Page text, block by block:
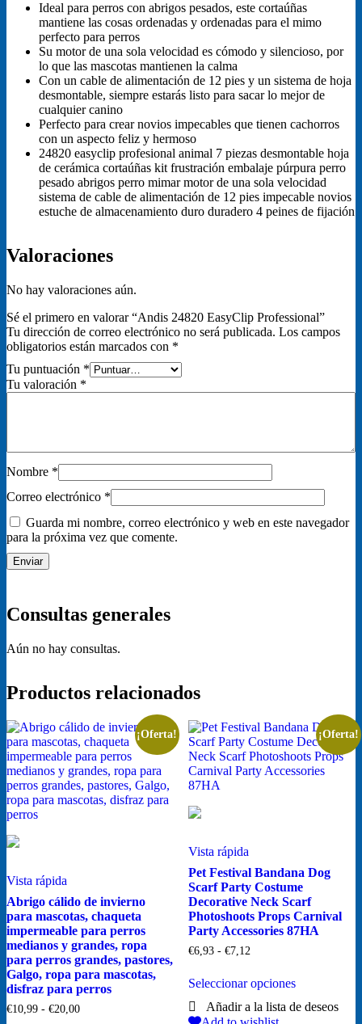
Ideal para perros con abrigos pesados, este cortaúñas
mantiene las cosas ordenadas y ordenadas para el mimo
perfecto para perros
Su motor de una sola velocidad es cómodo y silencioso, por
lo que las mascotas mantienen la calma
Con un cable de alimentación de 12 pies y un sistema de hoja
desmontable, siempre estarás listo para sacar lo mejor de
cualquier canino
Perfecto para crear novios impecables que tienen cachorros
con un aspecto feliz y hermoso
24820 easyclip profesional animal 7 piezas desmontable hoja
de cerámica cortaúñas kit frustración embalaje púrpura perro
pesado abrigos perro mimar motor de una sola velocidad
sistema de cable de alimentación de 12 pies impecable novios
estuche de almacenamiento duro duradero 4 peines de fijación
Valoraciones
No hay valoraciones aún.
Sé el primero en valorar “Andis 24820 EasyClip Professional”
Tu dirección de correo electrónico no será publicada. Los campos
obligatorios están marcados con *
Tu puntuación *
Tu valoración *
Nombre *
Correo electrónico *
Guarda mi nombre, correo electrónico y web en este navegador
para la próxima vez que comente.
Consultas generales
Aún no hay consultas.
Productos relacionados
¡Oferta!
Vista rápida
Abrigo cálido de invierno
para mascotas, chaqueta
impermeable para perros
medianos y grandes, ropa
para perros grandes, pastores,
Galgo, ropa para mascotas,
disfraz para perros
€10,99 - €20,00Rango
¡Oferta!
Vista rápida
Pet Festival Bandana Dog
Scarf Party Costume
Decorative Neck Scarf
Photoshoots Props Carnival
Party Accessories 87HA
€6,93 - €7,12Rango
precios:
desde
€6,93
hasta
Seleccionar opcionesproducto
múltiples